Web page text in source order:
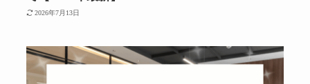
2026年7月13日